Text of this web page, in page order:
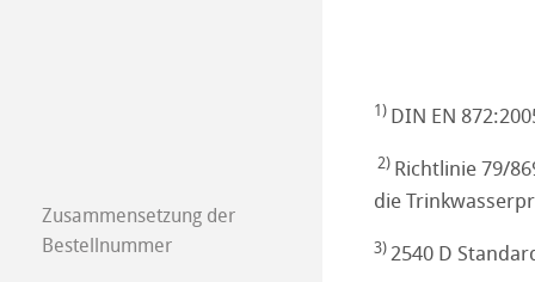
Zusammensetzung der
Bestellnummer
1) DIN EN
2) Richtlinie 79/
die
3) 2540 D